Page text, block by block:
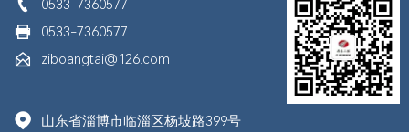
 0533-7360577
 0533-7360577
 ziboangtai@126.com

山东省淄博市临淄区杨坡路399号